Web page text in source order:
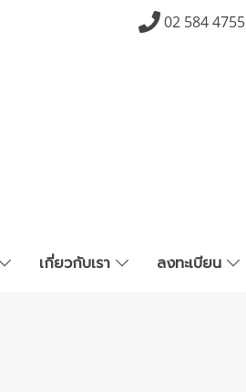
02 584 4755
เกี่ยวกับเรา ลงทะเบียน